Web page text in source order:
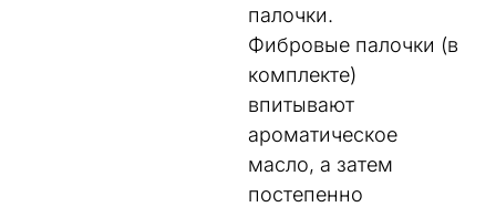
палочки.
Фибровые палочки (в
комплекте)
впитывают
ароматическое
масло, а затем
постепенно